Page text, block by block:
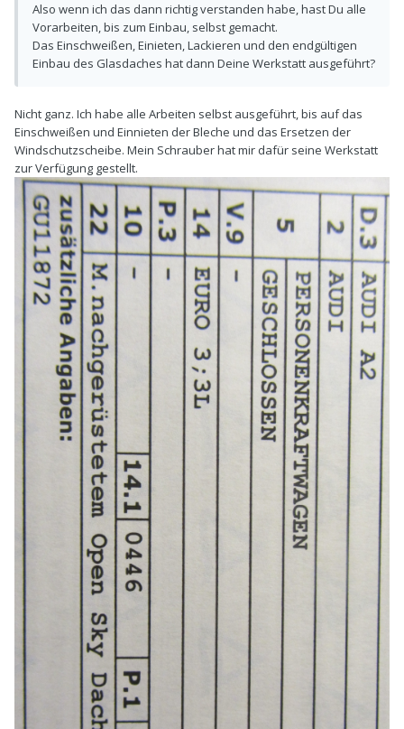
Also wenn ich das dann richtig verstanden habe, hast Du alle
Vorarbeiten, bis zum Einbau, selbst gemacht.
Das Einschweißen, Einieten, Lackieren und den endgültigen
Einbau des Glasdaches hat dann Deine Werkstatt ausgeführt?
Nicht ganz. Ich habe alle Arbeiten selbst ausgeführt, bis auf das
Einschweißen und Einnieten der Bleche und das Ersetzen der
Windschutzscheibe. Mein Schrauber hat mir dafür seine Werkstatt
zur Verfügung gestellt.